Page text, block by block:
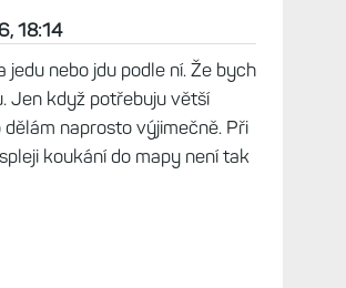
18:14
jedu nebo jdu podle ní. Že bych
Jen když potřebuju větší
naprosto výjimečně. Při
koukání do mapy není tak